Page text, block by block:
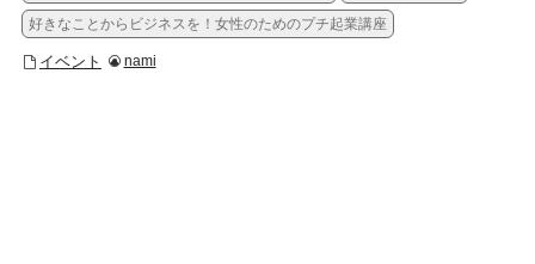
好きなことからビジネスを！女性のためのプチ起業講座
イベント nami